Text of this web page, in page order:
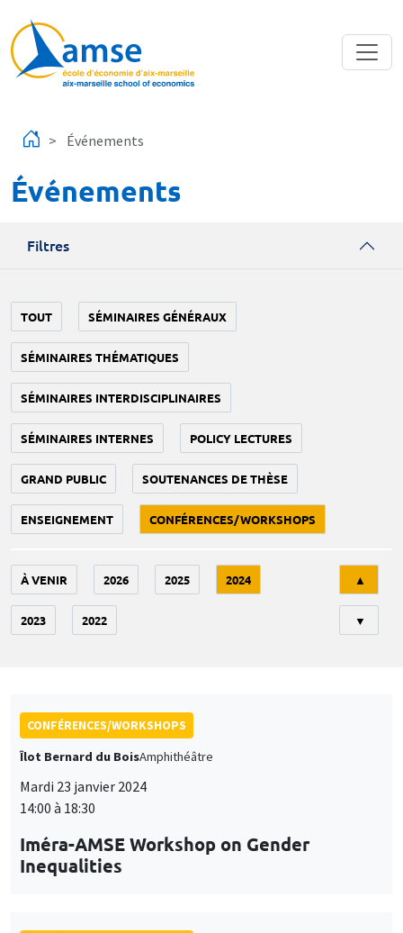
Événements
Événements
Filtres
TOUT SÉMINAIRES GÉNÉRAUX
SÉMINAIRES THÉMATIQUES
SÉMINAIRES INTERDISCIPLINAIRES
SÉMINAIRES INTERNES POLICY LECTURES
GRAND PUBLIC SOUTENANCES DE THÈSE
ENSEIGNEMENT CONFÉRENCES/WORKSHOPS
À VENIR 2026 2025 2024
2023 2022
▲
▼
CONFÉRENCES/WORKSHOPS
Îlot Bernard du BoisAmphithéâtre
Mardi 23 janvier 2024
14:00 à 18:30
Iméra-AMSE Workshop on Gender
Inequalities